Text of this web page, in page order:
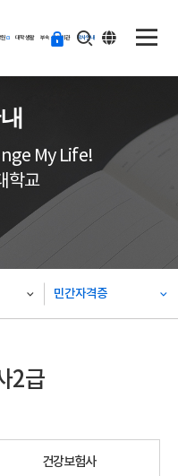
원 대학생활 부속·부설기관 학사안내
등
ENG
My Life!
학교
민간자격증
2급
건강보험사